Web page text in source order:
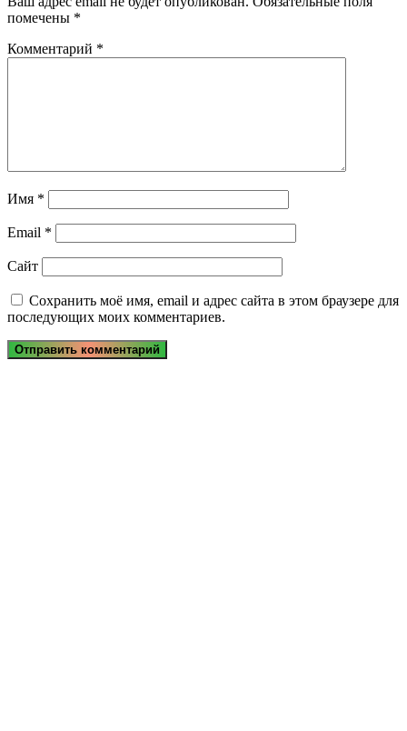
помечены *
Комментарий *
Имя *
Email *
Сайт
Сохранить моё имя, email и адрес сайта в этом браузере для
последующих моих комментариев.